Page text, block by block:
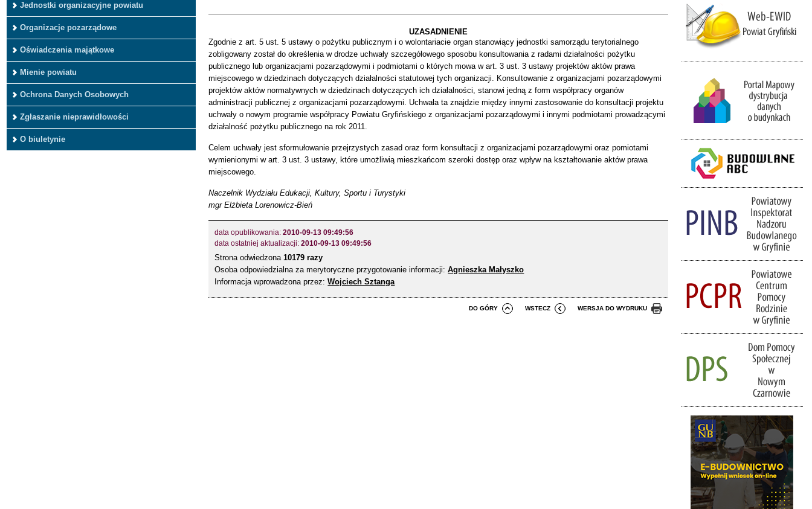
Jednostki organizacyjne powiatu
Organizacje pozarządowe
Oświadczenia majątkowe
Mienie powiatu
Ochrona Danych Osobowych
Zgłaszanie nieprawidłowości
O biuletynie
UZASADNIENIE
Zgodnie z art. 5 ust. 5 ustawy o pożytku publicznym i o wolontariacie organ stanowiący jednostki samorządu terytorialnego
zobligowany został do określenia w drodze uchwały szczegółowego sposobu konsultowania z radami działalności pożytku
publicznego lub organizacjami pozarządowymi i podmiotami o których mowa w art. 3 ust. 3 ustawy projektów aktów prawa
miejscowego w dziedzinach dotyczących działalności statutowej tych organizacji. Konsultowanie z organizacjami pozarządowymi
projektów aktów normatywnych w dziedzinach dotyczących ich działalności, stanowi jedną z form współpracy organów
administracji publicznej z organizacjami pozarządowymi. Uchwała ta znajdzie między innymi zastosowanie do konsultacji projektu
uchwały o nowym programie współpracy Powiatu Gryfińskiego z organizacjami pozarządowymi i innymi podmiotami prowadzącymi
działalność pożytku publicznego na rok 2011.
Celem uchwały jest sformułowanie przejrzystych zasad oraz form konsultacji z organizacjami pozarządowymi oraz pomiotami
wymienionymi w art. 3 ust. 3 ustawy, które umożliwią mieszkańcom szeroki dostęp oraz wpływ na kształtowanie aktów prawa
miejscowego.
Naczelnik Wydziału Edukacji, Kultury, Sportu i Turystyki
mgr Elżbieta Lorenowicz-Bień
data opublikowania:2010-09-13 09:49:56
data ostatniej aktualizacji:2010-09-13 09:49:56
Strona odwiedzona10179 razy
Osoba odpowiedzialna za merytoryczne przygotowanie informacji:Agnieszka Małyszko
Informacja wprowadzona przez:Wojciech Sztanga
DO GÓRY WSTECZ WERSJA DO WYDRUKU